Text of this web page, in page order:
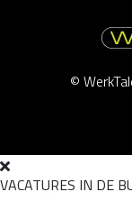
©
VACATURES IN DE